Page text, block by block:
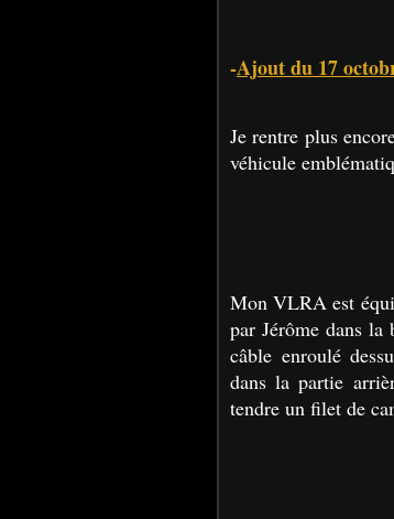
-Ajout du 17
Je rentre plus
véhicule
Mon VLRA est
par Jérôme dans la
câble enroulé
dans la partie
tendre un filet de